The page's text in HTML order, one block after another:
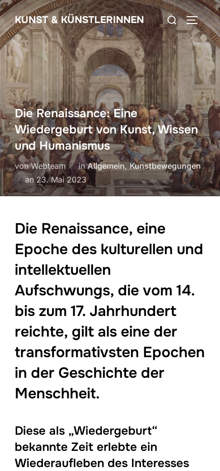
Zum
Inhalt
springen
KUNST & KÜNSTLERINNEN
Suchen
nach:
Die Renaissance: Eine
Wiedergeburt von Kunst, Wissen
und Humanismus
von Webteam inAllgemein,Kunstbewegungen
anVeröffentlicht
am
23. Mai 2023
Die Renaissance, eine
Epoche des kulturellen und
intellektuellen
Aufschwungs, die vom 14.
bis zum 17. Jahrhundert
reichte, gilt als eine der
transformativsten Epochen
in der Geschichte der
Menschheit.
Diese als „Wiedergeburt“
bekannte Zeit erlebte ein
Wiederaufleben des Interesses